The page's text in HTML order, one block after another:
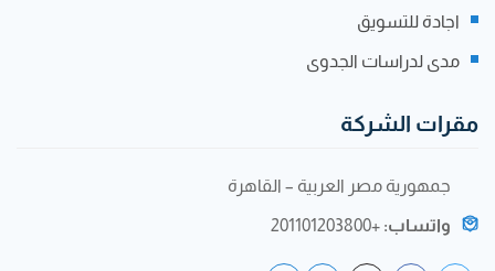
اجادة للتسويق
مدى لدراسات الجدوى
مقرات الشركة
جمهورية مصر العربية – القاهرة
واتساب: +201101203800